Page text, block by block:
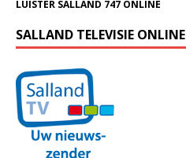
LUISTER SALLAND 747 ONLINE
SALLAND TELEVISIE ONLINE